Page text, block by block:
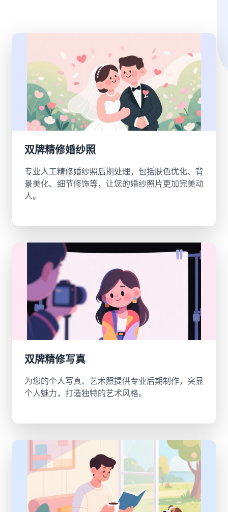
双牌精修婚纱照
专业人工精修婚纱照后期处理，包括肤色优化、背
景美化、细节修饰等，让您的婚纱照片更加完美动
人。
双牌精修写真
为您的个人写真、艺术照提供专业后期制作，突显
个人魅力，打造独特的艺术风格。